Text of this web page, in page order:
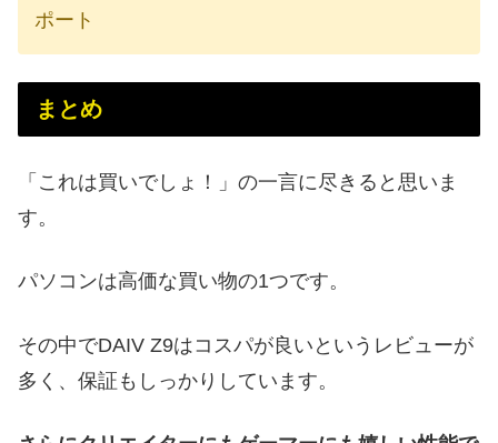
ポート
まとめ
「これは買いでしょ！」の一言に尽きると思いま
す。
パソコンは高価な買い物の1つです。
その中でDAIV Z9はコスパが良いというレビューが
多く、保証もしっかりしています。